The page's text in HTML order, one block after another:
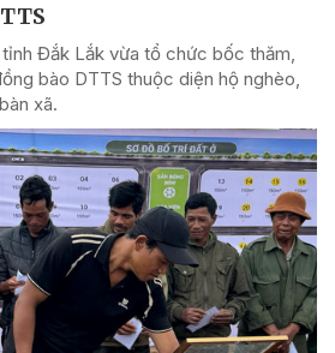
Đắk Lắk vừa tổ chức bốc thăm,
bào DTTS thuộc diện hộ nghèo,
xã.